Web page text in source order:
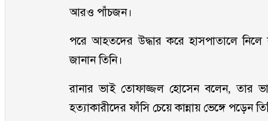
আরও পাঁচজন।
পরে আহতদের উদ্ধার করে হাসপাতালে
জানান তিনি।
রানার ভাই তোফাজ্জল হোসেন বলেন, তার
হত্যাকারীদের ফাঁসি চেয়ে কান্নায় ভেঙ্গে পড়েন